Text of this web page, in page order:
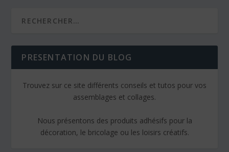
PRESENTATION DU BLOG
Trouvez sur ce site différents conseils et tutos pour vos
assemblages et collages.
Nous présentons des produits adhésifs pour la
décoration, le bricolage ou les loisirs créatifs.